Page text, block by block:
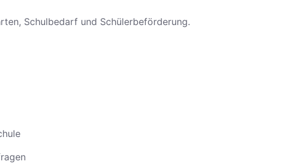
Schulbedarf und Schülerbeförderung.